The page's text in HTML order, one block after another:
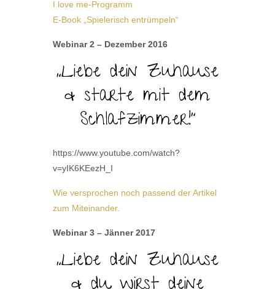
I love me-Programm
E-Book „Spielerisch entrümpeln“
Webinar 2 – Dezember 2016
„Liebe dein Zuhause
& starte mit dem
Schlafzimmer!“
https://www.youtube.com/watch?
v=yIK6KEezH_I
Wie versprochen noch passend der Artikel
zum Miteinander.
Webinar 3 – Jänner 2017
„Liebe dein Zuhause